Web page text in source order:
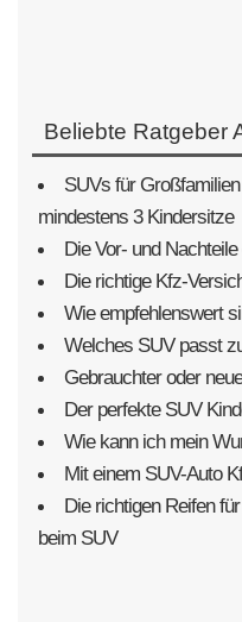
Beliebte Ratgeber
SUVs für
mindestens 3 Kindersitze
Die Vor- und
Die richtige Kfz-
Wie empfehlenswert
Welches SUV passt
Gebrauchter oder
Der perfekte SUV
Wie kann ich mein
Mit einem SUV-Auto
Die richtigen Reifen
beim SUV